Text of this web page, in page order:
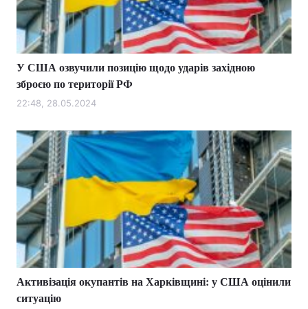
У США озвучили позицію щодо ударів західною
зброєю по території РФ
22:48, 28.05.2024
Активізація окупантів на Харківщині: у США оцінили
ситуацію